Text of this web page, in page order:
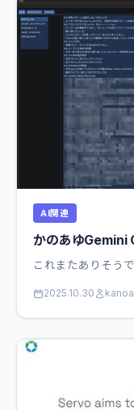
AI関連
かのあゆGemini
これまたありそう
2025.10.30